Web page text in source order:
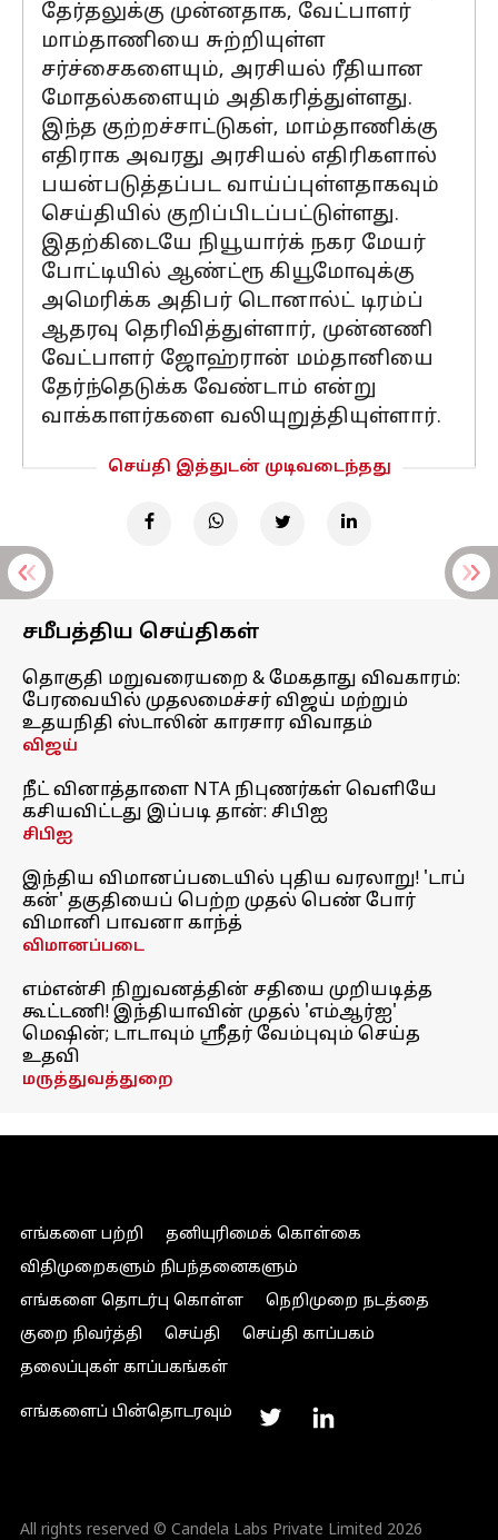
தேர்தலுக்கு முன்னதாக, வேட்பாளர்
மாம்தாணியை சுற்றியுள்ள
சர்ச்சைகளையும், அரசியல் ரீதியான
மோதல்களையும் அதிகரித்துள்ளது.
இந்த குற்றச்சாட்டுகள், மாம்தாணிக்கு
எதிராக அவரது அரசியல் எதிரிகளால்
பயன்படுத்தப்பட வாய்ப்புள்ளதாகவும்
செய்தியில் குறிப்பிடப்பட்டுள்ளது.
இதற்கிடையே நியூயார்க் நகர மேயர்
போட்டியில் ஆண்ட்ரூ கியூமோவுக்கு
அமெரிக்க அதிபர் டொனால்ட் டிரம்ப்
ஆதரவு தெரிவித்துள்ளார், முன்னணி
வேட்பாளர் ஜோஹ்ரான் மம்தானியை
தேர்ந்தெடுக்க வேண்டாம் என்று
வாக்காளர்களை வலியுறுத்தியுள்ளார்.
செய்தி இத்துடன் முடிவடைந்தது
சமீபத்திய செய்திகள்
தொகுதி மறுவரையறை & மேகதாது விவகாரம்:
பேரவையில் முதலமைச்சர் விஜய் மற்றும்
உதயநிதி ஸ்டாலின் காரசார விவாதம்
விஜய்
நீட் வினாத்தாளை NTA நிபுணர்கள் வெளியே
கசியவிட்டது இப்படி தான்: சிபிஐ
சிபிஐ
இந்திய விமானப்படையில் புதிய வரலாறு! 'டாப்
கன்' தகுதியைப் பெற்ற முதல் பெண் போர்
விமானி பாவனா காந்த்
விமானப்படை
எம்என்சி நிறுவனத்தின் சதியை முறியடித்த
கூட்டணி! இந்தியாவின் முதல் 'எம்ஆர்ஐ'
மெஷின்; டாடாவும் ஸ்ரீதர் வேம்புவும் செய்த
உதவி
மருத்துவத்துறை
எங்களை பற்றி
தனியுரிமைக் கொள்கை
விதிமுறைகளும் நிபந்தனைகளும்
எங்களை தொடர்பு கொள்ள
நெறிமுறை நடத்தை
குறை நிவர்த்தி
செய்தி
செய்தி காப்பகம்
தலைப்புகள் காப்பகங்கள்
எங்களைப் பின்தொடரவும்
All rights reserved © Candela Labs Private Limited 2026